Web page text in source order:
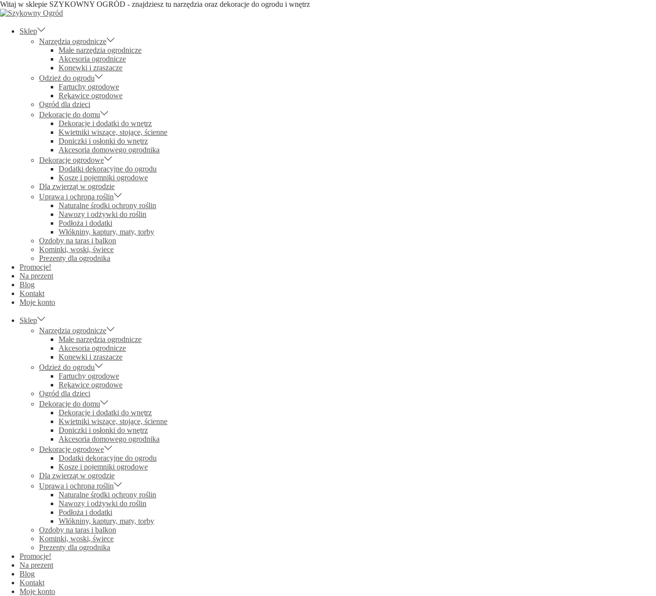
Witaj w sklepie SZYKOWNY OGRÓD - znajdziesz tu narzędzia oraz dekoracje do ogrodu i wnętrz
Skip
navigation
Skip
contentSklep
Narzędzia ogrodnicze
Małe narzędzia ogrodnicze
Akcesoria ogrodnicze
Konewki i zraszacze
Odzież do ogrodu
Fartuchy ogrodowe
Rękawice ogrodowe
Ogród dla dzieci
Dekoracje do domu
Dekoracje i dodatki do wnętrz
Kwietniki wiszące, stojące, ścienne
Doniczki i osłonki do wnętrz
Akcesoria domowego ogrodnika
Dekoracje ogrodowe
Dodatki dekoracyjne do ogrodu
Kosze i pojemniki ogrodowe
Dla zwierząt w ogrodzie
Uprawa i ochrona roślin
Naturalne środki ochrony roślin
Nawozy i odżywki do roślin
Podłoża i dodatki
Włókniny, kaptury, maty, torby
Ozdoby na taras i balkon
Kominki, woski, świece
Prezenty dla ogrodnika
Promocje!
Na prezent
Blog
Kontakt
Moje konto
Sklep
Narzędzia ogrodnicze
Małe narzędzia ogrodnicze
Akcesoria ogrodnicze
Konewki i zraszacze
Odzież do ogrodu
Fartuchy ogrodowe
Rękawice ogrodowe
Ogród dla dzieci
Dekoracje do domu
Dekoracje i dodatki do wnętrz
Kwietniki wiszące, stojące, ścienne
Doniczki i osłonki do wnętrz
Akcesoria domowego ogrodnika
Dekoracje ogrodowe
Dodatki dekoracyjne do ogrodu
Kosze i pojemniki ogrodowe
Dla zwierząt w ogrodzie
Uprawa i ochrona roślin
Naturalne środki ochrony roślin
Nawozy i odżywki do roślin
Podłoża i dodatki
Włókniny, kaptury, maty, torby
Ozdoby na taras i balkon
Kominki, woski, świece
Prezenty dla ogrodnika
Promocje!
Na prezent
Blog
Kontakt
Moje konto